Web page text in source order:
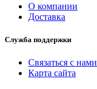
О компании
Доставка
Служба поддержки
Связаться с нами
Карта сайта